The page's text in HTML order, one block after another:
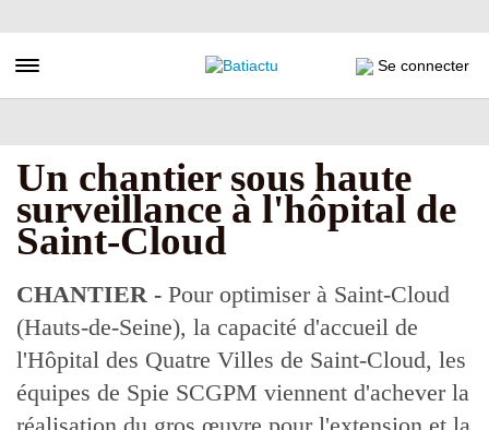
au
principal
Toggle navigation Se connecter
Un chantier sous haute
surveillance à l'hôpital de
Saint-Cloud
CHANTIER - Pour optimiser à Saint-Cloud
(Hauts-de-Seine), la capacité d'accueil de
l'Hôpital des Quatre Villes de Saint-Cloud, les
équipes de Spie SCGPM viennent d'achever la